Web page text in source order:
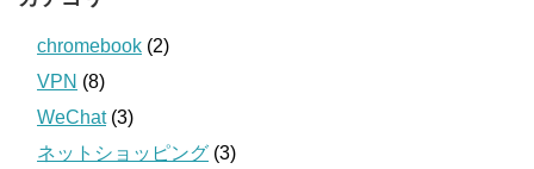
chromebook (2)
VPN (8)
WeChat(3)
ネットショッピング (3)